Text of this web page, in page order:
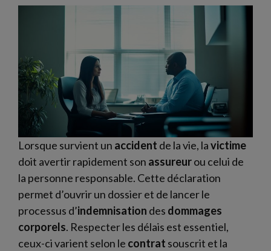
Lorsque survient un accident de la vie, lavictime
doit avertir rapidement son assureurou celui de
la personne responsable. Cette déclaration
permet d’ouvrir un dossier et de lancer le
processus d’indemnisation des dommages
corporels. Respecter les délais est essentiel,
ceux-ci varient selon le contrat souscrit et la